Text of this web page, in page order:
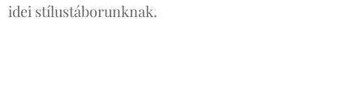
idei stílustáborunknak.